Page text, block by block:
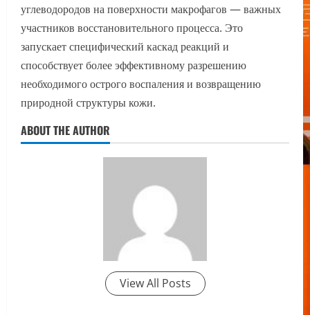
углеводородов на поверхности макрофагов — важных
участников восстановительного процесса. Это
запускает специфический каскад реакций и
способствует более эффективному разрешению
необходимого острого воспаления и возвращению
природной структуры кожи.
ABOUT THE AUTHOR
View All Posts